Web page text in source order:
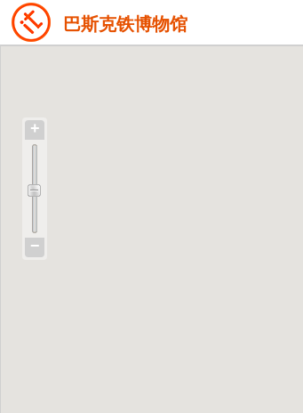
巴斯克铁博物馆
+
−